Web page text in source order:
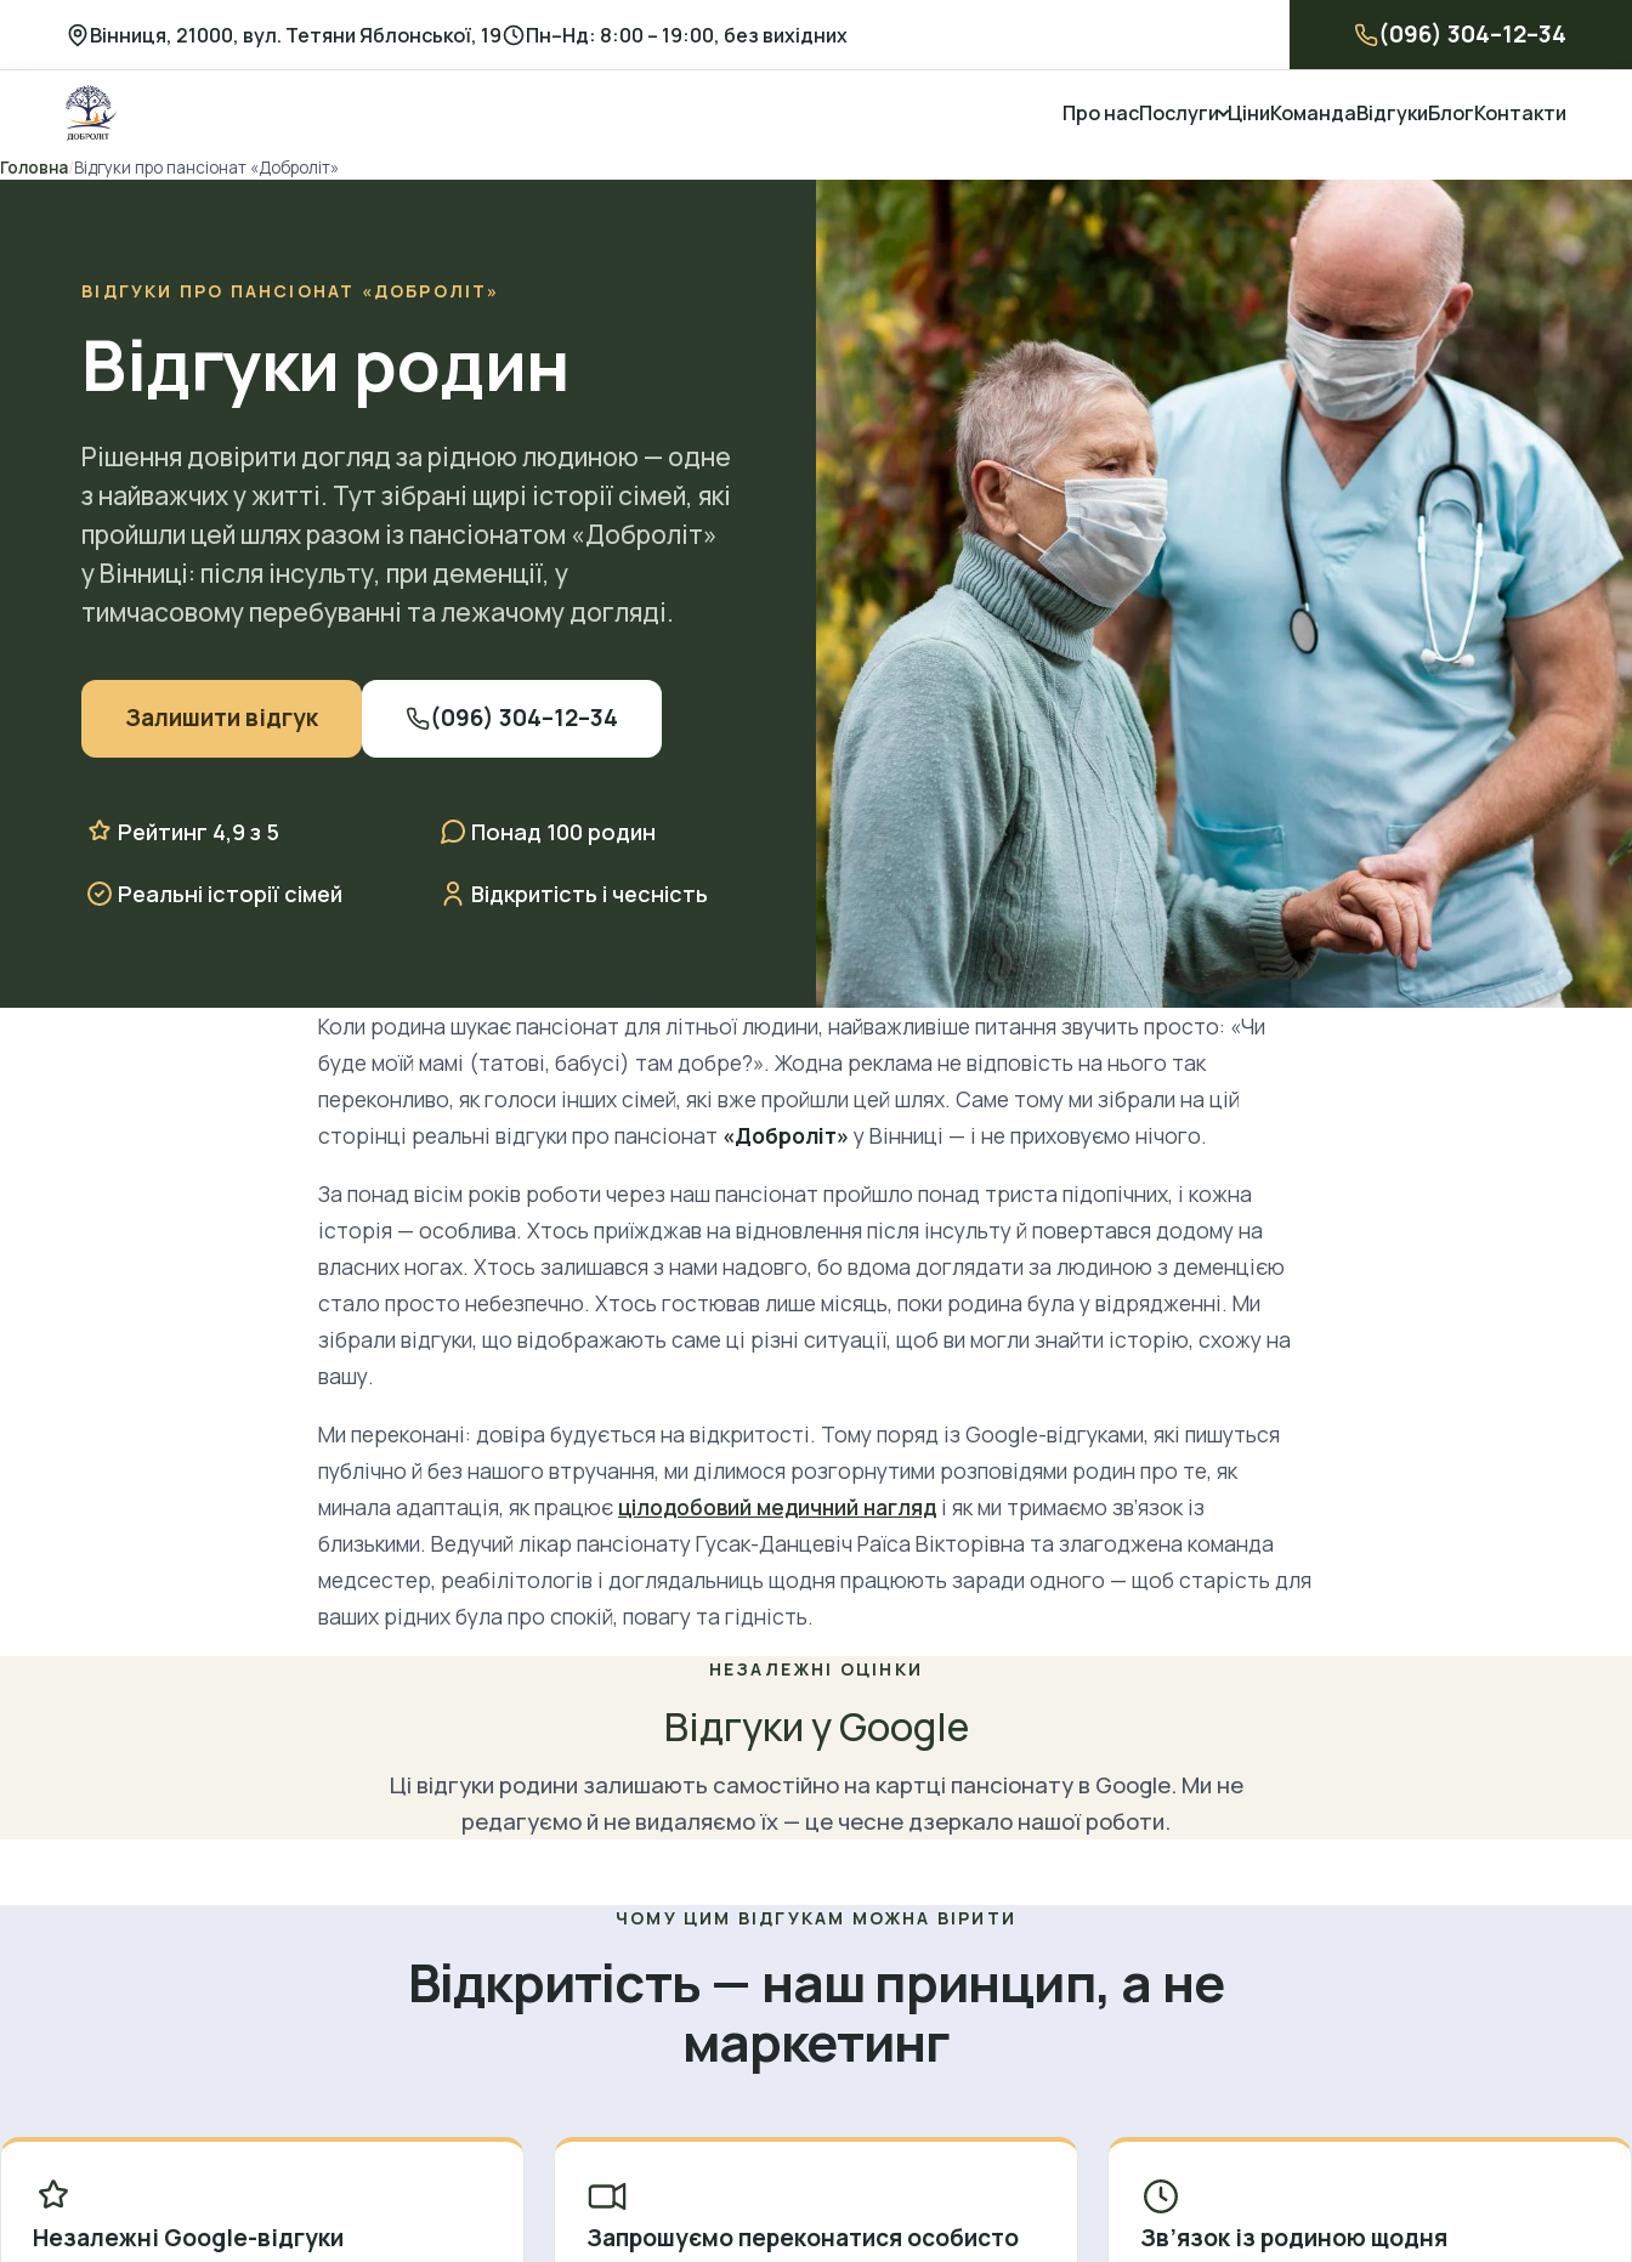
вмісту
Вінниця, 21000, вул. Тетяни Яблонської, 19 Пн–Нд: 8:00 – 19:00, без вихідних (096) 304–12–34
Про насПослуги ЦіниКомандаВідгукиБлогКонтакти
Головна/Відгуки про пансіонат «Доброліт»
ВІДГУКИ ПРО ПАНСІОНАТ «ДОБРОЛІТ»
Відгуки родин
Рішення довірити догляд за рідною людиною — одне
з найважчих у житті. Тут зібрані щирі історії сімей, які
пройшли цей шлях разом із пансіонатом «Доброліт»
у Вінниці: після інсульту, при деменції, у
тимчасовому перебуванні та лежачому догляді.
Залишити відгук (096) 304–12–34
Рейтинг 4,9 з 5 Понад 100 родин
Реальні історії сімей Відкритість і чесність
Коли родина шукає пансіонат для літньої людини, найважливіше питання звучить просто: «Чи
буде моїй мамі (татові, бабусі) там добре?». Жодна реклама не відповість на нього так
переконливо, як голоси інших сімей, які вже пройшли цей шлях. Саме тому ми зібрали на цій
сторінці реальні відгуки про пансіонат «Доброліт» у Вінниці — і не приховуємо нічого.
За понад вісім років роботи через наш пансіонат пройшло понад триста підопічних, і кожна
історія — особлива. Хтось приїжджав на відновлення після інсульту й повертався додому на
власних ногах. Хтось залишався з нами надовго, бо вдома доглядати за людиною з деменцією
стало просто небезпечно. Хтось гостював лише місяць, поки родина була у відрядженні. Ми
зібрали відгуки, що відображають саме ці різні ситуації, щоб ви могли знайти історію, схожу на
вашу.
Ми переконані: довіра будується на відкритості. Тому поряд із Google-відгуками, які пишуться
публічно й без нашого втручання, ми ділимося розгорнутими розповідями родин про те, як
минала адаптація, як працює цілодобовий медичний нагляд і як ми тримаємо зв’язок із
близькими. Ведучий лікар пансіонату Гусак-Данцевіч Раїса Вікторівна та злагоджена команда
медсестер, реабілітологів і доглядальниць щодня працюють заради одного — щоб старість для
ваших рідних була про спокій, повагу та гідність.
НЕЗАЛЕЖНІ ОЦІНКИ
Відгуки у Google
Ці відгуки родини залишають самостійно на картці пансіонату в Google. Ми не
редагуємо й не видаляємо їх — це чесне дзеркало нашої роботи.
ЧОМУ ЦИМ ВІДГУКАМ МОЖНА ВІРИТИ
Відкритість — наш принцип, а не
маркетинг
Незалежні Google-відгуки Запрошуємо переконатися особисто Зв’язок із родиною щодня